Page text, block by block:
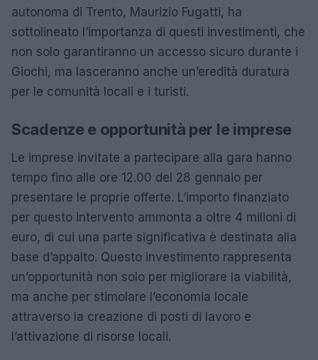
autonoma di Trento, Maurizio Fugatti, ha
sottolineato l’importanza di questi investimenti, che
non solo garantiranno un accesso sicuro durante i
Giochi, ma lasceranno anche un’eredità duratura
per le comunità locali e i turisti.
Scadenze e opportunità per le imprese
Le imprese invitate a partecipare alla gara hanno
tempo fino alle ore 12.00 del 28 gennaio per
presentare le proprie offerte. L’importo finanziato
per questo intervento ammonta a oltre 4 milioni di
euro, di cui una parte significativa è destinata alla
base d’appalto. Questo investimento rappresenta
un’opportunità non solo per migliorare la viabilità,
ma anche per stimolare l’economia locale
attraverso la creazione di posti di lavoro e
l’attivazione di risorse locali.